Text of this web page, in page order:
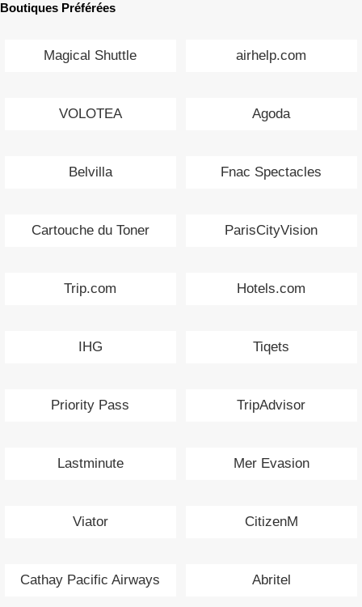
Boutiques Préférées
Magical Shuttle airhelp.com
VOLOTEA Agoda
Belvilla Fnac Spectacles
Cartouche du Toner ParisCityVision
Trip.com Hotels.com
IHG Tiqets
Priority Pass TripAdvisor
Lastminute Mer Evasion
Viator CitizenM
Cathay Pacific Airways Abritel